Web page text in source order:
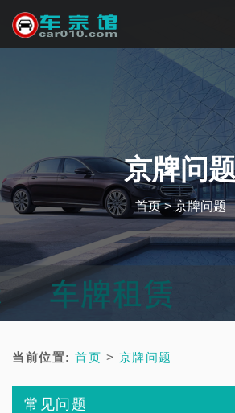
京牌问
首页>京牌问题
当前位置: 首页 > 京牌问题
常见问题